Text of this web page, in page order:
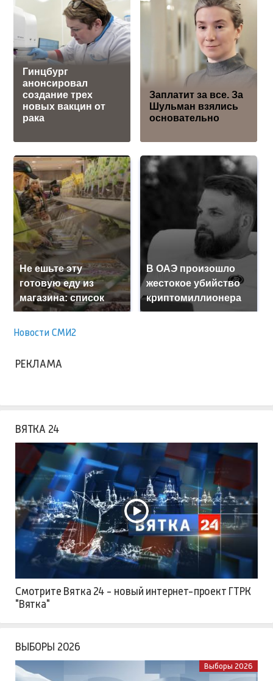
Гинцбург
анонсировал
создание трех
новых вакцин от
рака
Заплатит за все. За
Шульман взялись
основательно
Не ешьте эту
готовую еду из
магазина: список
В ОАЭ произошло
жестокое убийство
криптомиллионера
Новости СМИ2
РЕКЛАМА
ВЯТКА 24
Смотрите Вятка 24 - новый интернет-проект ГТРК
"Вятка"
ВЫБОРЫ 2026
Выборы 2026